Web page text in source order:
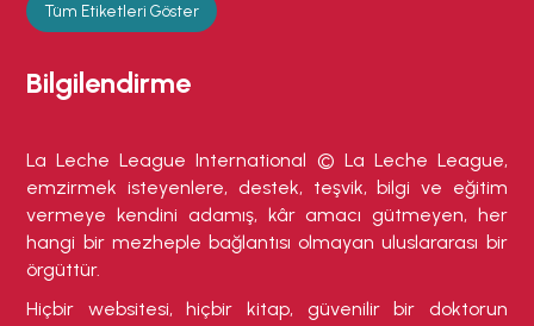
Tüm Etiketleri Göster
Bilgilendirme
La Leche League International © La Leche League,
emzirmek isteyenlere, destek, teşvik, bilgi ve eğitim
vermeye kendini adamış, kâr amacı gütmeyen, her
hangi bir mezheple bağlantısı olmayan uluslararası bir
örgüttür.
Hiçbir websitesi, hiçbir kitap, güvenilir bir doktorun